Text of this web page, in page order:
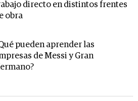
directo en distintos frentes
obra
pueden aprender las
de Messi y Gran